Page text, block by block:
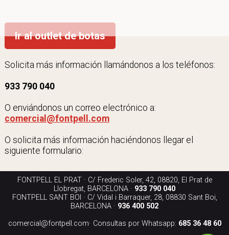
Ir al outlet de botas
Solicita más información llamándonos a los teléfonos:
933 790 040
O enviándonos un correo electrónico a:
comercial@fontpell.com
O solicita más información haciéndonos llegar el
siguiente formulario:
FONTPELL EL PRAT · C/ Frederic Soler, 42, 08820, El Prat de
Llobregat, BARCELONA · 933 790 040
FONTPELL SANT BOI · C/ Vidal i Barraquer, 28, 08830 Sant Boi,
BARCELONA · 936 400 502
comercial@fontpell.com· Consultas por Whatsapp: 685 36 48 60